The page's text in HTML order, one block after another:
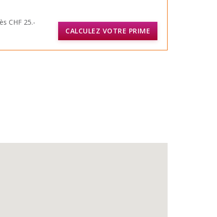
CHF 25.-
CALCULEZ VOTRE PRIME